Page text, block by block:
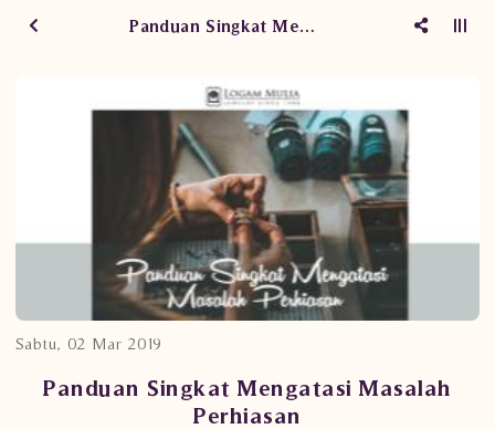
Panduan Singkat Mengatasi Masalah Perhiasan
Sabtu, 02 Mar 2019
Panduan Singkat Mengatasi Masalah
Perhiasan